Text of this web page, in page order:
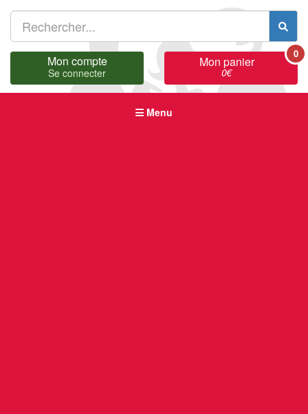
Mon compte
Se connecter
Mon panier
0€
0
Menu